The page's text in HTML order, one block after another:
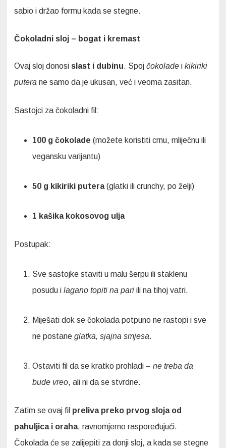
sabio i držao formu kada se stegne.
Čokoladni sloj – bogat i kremast
Ovaj sloj donosi slast i dubinu. Spoj čokolade i kikiriki
putera ne samo da je ukusan, već i veoma zasitan.
Sastojci za čokoladni fil:
100 g čokolade (možete koristiti crnu, mliječnu ili
vegansku varijantu)
50 g kikiriki putera(glatki ili crunchy, po želji)
1 kašika kokosovog ulja
Postupak:
Sve sastojke staviti u malu šerpu ili staklenu
posudu i lagano topiti na pari ili na tihoj vatri.
Miješati dok se čokolada potpuno ne rastopi i sve
ne postane glatka, sjajna smjesa.
Ostaviti fil da se kratko prohladi – ne treba da
bude vreo, ali ni da se stvrdne.
Zatim se ovaj fil preliva preko prvog sloja od
pahuljica i oraha, ravnomjerno raspoređujući.
Čokolada će se zalijepiti za donji sloj, a kada se stegne